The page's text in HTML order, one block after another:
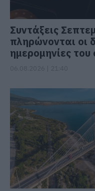
Συντάξεις
πληρώνονται οι
ημερομηνίες